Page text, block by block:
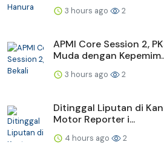
3 hours ago 2
APMI Core Session 2,
Muda dengan
3 hours ago 2
Ditinggal Liputan di
Motor Reporter i...
4 hours ago 2